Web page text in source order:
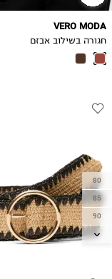
VERO MODA
חגורה בשילוב אבזם
80
85
90
95